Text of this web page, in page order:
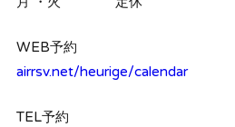
WEB予約
airrsv.net/heurige/calendar
TEL予約